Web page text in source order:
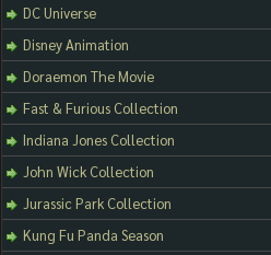
DC Universe
Disney Animation
Doraemon The Movie
Fast & Furious Collection
Indiana Jones Collection
John Wick Collection
Jurassic Park Collection
Kung Fu Panda Season